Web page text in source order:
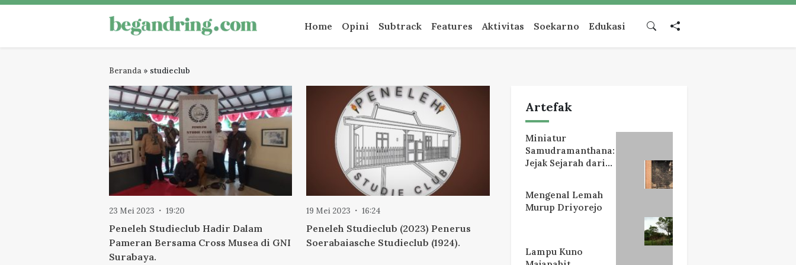
Skip
Begandring
Menjaga ingatan untuk masa depan Home Opini Subtrack Features Aktivitas Soekarno Edukasi
Beranda » studieclub
23 Mei 2023 19:20
Peneleh Studieclub Hadir Dalam
Pameran Bersama Cross Musea di GNI
Surabaya.
19 Mei 2023 16:24
Peneleh Studieclub (2023) Penerus
Soerabaiasche Studieclub (1924).
Artefak
Miniatur
Samudramanthana:
Jejak Sejarah dari
Mengenal Lemah
Murup Driyorejo
Lampu Kuno